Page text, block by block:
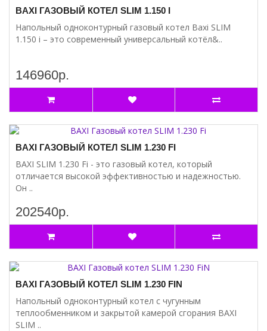
BAXI ГАЗОВЫЙ КОТЕЛ SLIM 1.150 I
Напольный одноконтурный газовый котел Baxi SLIM
1.150 i – это современный универсальный котёл&..
146960р.
BAXI ГАЗОВЫЙ КОТЕЛ SLIM 1.230 FI
BAXI SLIM 1.230 Fi - это газовый котел, который
отличается высокой эффективностью и надежностью.
Он ..
202540р.
BAXI ГАЗОВЫЙ КОТЕЛ SLIM 1.230 FIN
Напольный одноконтурный котел с чугунным
теплообменником и закрытой камерой сгорания BAXI
SLIM ..